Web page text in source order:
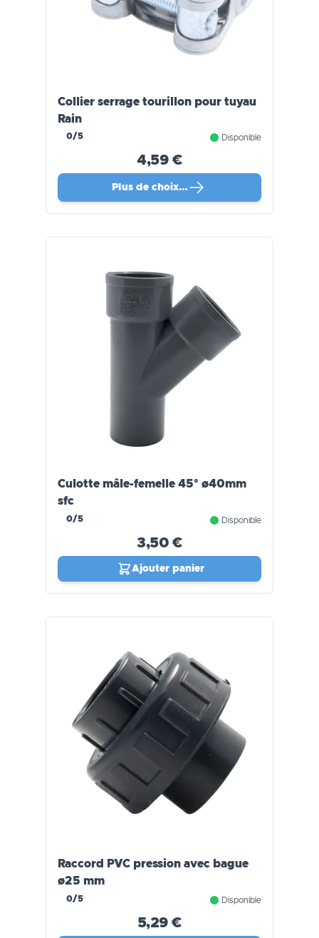
Collier serrage tourillon pour tuyau
Rain
0/5 Disponible
4,59 €
Plus de choix…
Culotte mâle-femelle 45° ø40mm
sfc
0/5 Disponible
3,50 €
Ajouter panier
Raccord PVC pression avec bague
ø25 mm
0/5 Disponible
5,29 €